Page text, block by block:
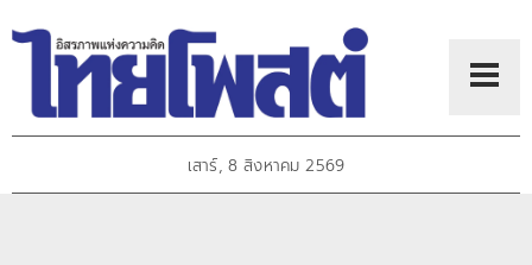
เสาร์, 8 สิงหาคม 2569